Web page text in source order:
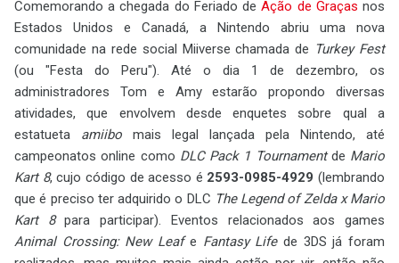
Comemorando a chegada do Feriado deAção de Graças nos
Estados Unidos e Canadá, a Nintendo abriu uma nova
comunidade na rede social Miiverse chamada de Turkey Fest
(ou "Festa do Peru"). Até o dia 1 de dezembro, os
administradores Tom e Amy estarão propondo diversas
atividades, que envolvem desde enquetes sobre qual a
estatueta amiibo mais legal lançada pela Nintendo, até
campeonatos online como DLC Pack 1 Tournamentde Mario
Kart 8, cujo código de acesso é 2593-0985-4929 (lembrando
que é preciso ter adquirido o DLC The Legend of Zelda x Mario
Kart 8para participar). Eventos relacionados aos games
Animal Crossing: New Leafe Fantasy Lifede 3DS já foram